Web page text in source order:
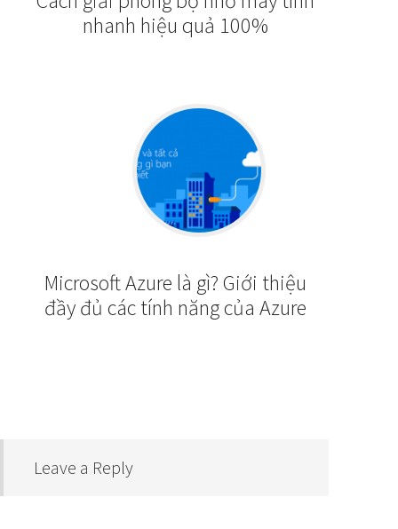
nhanh hiệu quả 100%
Microsoft Azure là gì? Giới thiệu
đầy đủ các tính năng của Azure
Leave a Reply